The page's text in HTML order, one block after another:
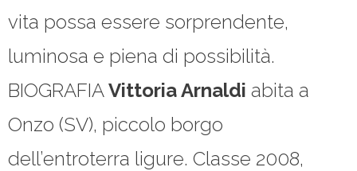
vita possa essere sorprendente,
luminosa e piena di possibilità.
BIOGRAFIAVittoria Arnaldi abita a
Onzo (SV), piccolo borgo
dell’entroterra ligure. Classe 2008,